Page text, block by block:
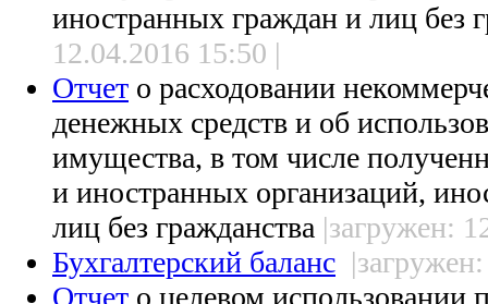
иностранных граждан и лиц без
12.04.2016 15:50 |
Отчет о расходовании
денежных средств и об
имущества, в том числе
и иностранных организаций,
лиц без гражданства |загружен:
Бухгалтерский баланс
Отчет о целевом